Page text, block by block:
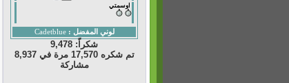
اوسمتي
لوني المفضل :Cadetblue
شكراً: 9,478
تم شكره 17,570 مرة في 8,937
مشاركة